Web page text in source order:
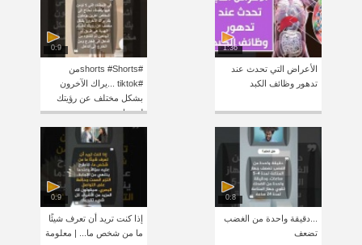
1:36
الأعراض التي تحدث عند
تدهور وظائف الكبد
0:9
#shorts #Shortsمن
#tiktok ...يراك الآخرون
بشكل مختلف عن رؤيتك
لنفسك
0:8
...دقيقة واحدة من الغضب
تضعف
0:9
إذا كنت تريد أن تعرف شيئًا
ما من شخص ما... | معلومة